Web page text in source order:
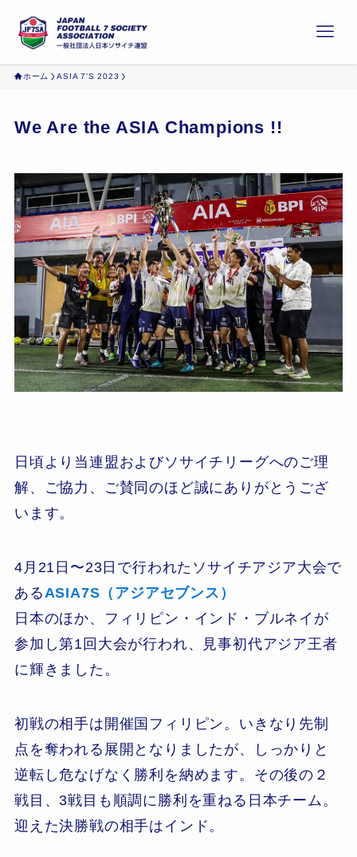
ホーム ASIA 7'S 2023
We Are the ASIA Champions !!
日頃より当連盟およびソサイチリーグへのご理
解、ご協力、ご賛同のほど誠にありがとうござ
います。
4月21日〜23日で行われたソサイチアジア大会で
ある ASIA7S（アジアセブンス）
日本のほか、フィリピン・インド・ブルネイが
参加し第1回大会が行われ、見事初代アジア王者
に輝きました。
初戦の相手は開催国フィリピン。いきなり先制
点を奪われる展開となりましたが、しっかりと
逆転し危なげなく勝利を納めます。その後の２
戦目、3戦目も順調に勝利を重ねる日本チーム。
迎えた決勝戦の相手はインド。